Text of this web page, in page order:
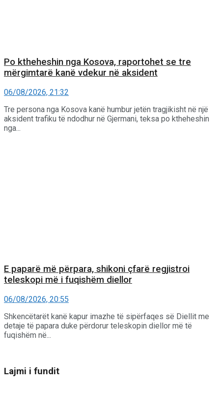
Po ktheheshin nga Kosova, raportohet se tre
mërgimtarë kanë vdekur në aksident
06/08/2026, 21:32
Tre persona nga Kosova kanë humbur jetën tragjikisht në një
aksident trafiku të ndodhur në Gjermani, teksa po ktheheshin
nga...
E paparë më përpara, shikoni çfarë regjistroi
teleskopi më i fuqishëm diellor
06/08/2026, 20:55
Shkencëtarët kanë kapur imazhe të sipërfaqes së Diellit me
detaje të papara duke përdorur teleskopin diellor më të
fuqishëm në...
Lajmi i fundit